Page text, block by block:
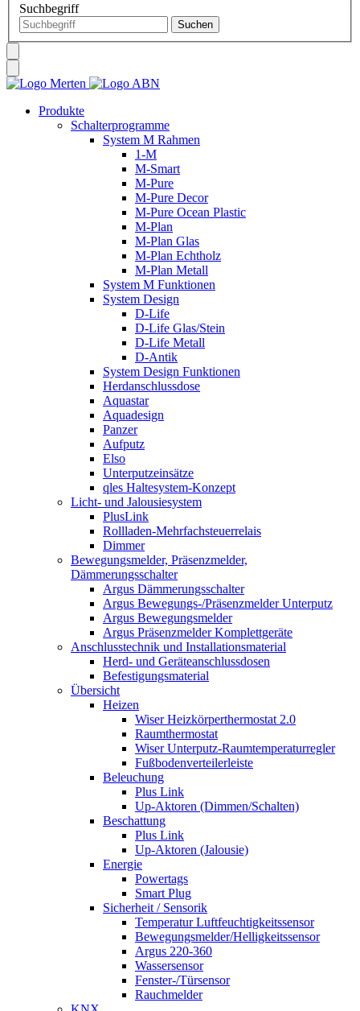
Suchbegriff
Produkte
Schalterprogramme
System M Rahmen
1-M
M-Smart
M-Pure
M-Pure Decor
M-Pure Ocean Plastic
M-Plan
M-Plan Glas
M-Plan Echtholz
M-Plan Metall
System M Funktionen
System Design
D-Life
D-Life Glas/Stein
D-Life Metall
D-Antik
System Design Funktionen
Herdanschlussdose
Aquastar
Aquadesign
Panzer
Aufputz
Elso
Unterputzeinsätze
qles Haltesystem-Konzept
Licht- und Jalousiesystem
PlusLink
Rollladen-Mehrfachsteuerrelais
Dimmer
Bewegungsmelder, Präsenzmelder,
Dämmerungsschalter
Argus Dämmerungsschalter
Argus Bewegungs-/Präsenzmelder Unterputz
Argus Bewegungsmelder
Argus Präsenzmelder Komplettgeräte
Anschlusstechnik und Installationsmaterial
Herd- und Geräteanschlussdosen
Befestigungsmaterial
Übersicht
Heizen
Wiser Heizkörperthermostat 2.0
Raumthermostat
Wiser Unterputz-Raumtemperaturregler
Fußbodenverteilerleiste
Beleuchung
Plus Link
Up-Aktoren (Dimmen/Schalten)
Beschattung
Plus Link
Up-Aktoren (Jalousie)
Energie
Powertags
Smart Plug
Sicherheit / Sensorik
Temperatur Luftfeuchtigkeitssensor
Bewegungsmelder/Helligkeitssensor
Argus 220-360
Wassersensor
Fenster-/Türsensor
Rauchmelder